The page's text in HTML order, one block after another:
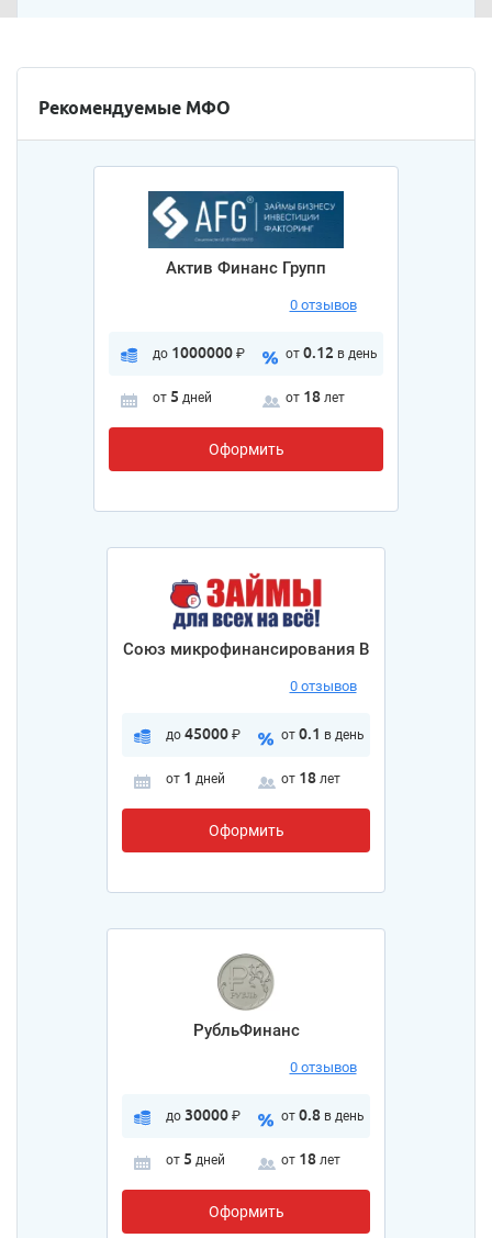
Рекомендуемые МФО
Актив Финанс Групп
0 отзывов
до 1000000 ₽ от 0.12 в день
от 5 дней от 18 лет
Оформить
Союз микрофинансирования В
0 отзывов
до 45000 ₽ от 0.1 в день
от 1 дней от 18 лет
Оформить
РубльФинанс
0 отзывов
до 30000 ₽ от 0.8 в день
от 5 дней от 18 лет
Оформить